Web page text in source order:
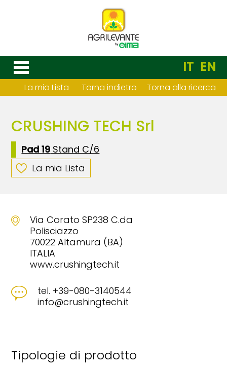
IT EN
La mia Lista Torna indietro Torna alla ricerca
CRUSHING TECH Srl
Pad 19 Stand C/6
La mia Lista
Via Corato SP238 C.da
Polisciazzo
70022 Altamura (BA)
ITALIA
www.crushingtech.it
tel. +39-080-3140544
info@crushingtech.it
Tipologie di prodotto